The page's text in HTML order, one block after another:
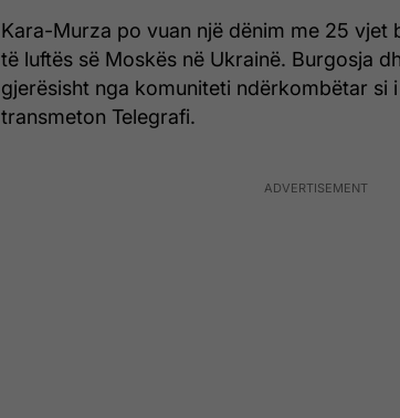
Kara-Murza po vuan një dënim me 25 vjet
të luftës së Moskës në Ukrainë. Burgosja
gjerësisht nga komuniteti ndërkombëtar si
transmeton Telegrafi.